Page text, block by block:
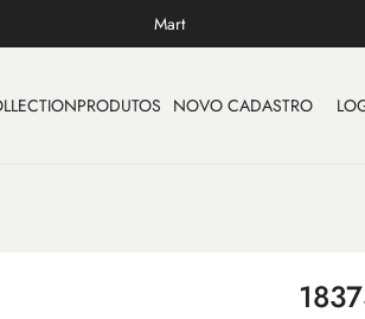
Mart
PRODUTOS NOVO CADASTRO